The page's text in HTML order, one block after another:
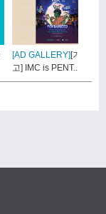
[AD GALLERY] [기업광
고] IMC is PENT..